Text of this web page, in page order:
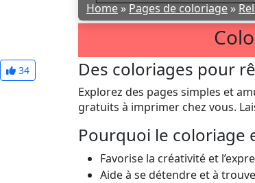
Home»Pages de coloriage»
34 Des coloriages pour
Explorez des pages simples et
gratuits à imprimer chez vous.
Pourquoi le coloriage
Favorise la créativité et
Aide à se détendre et à